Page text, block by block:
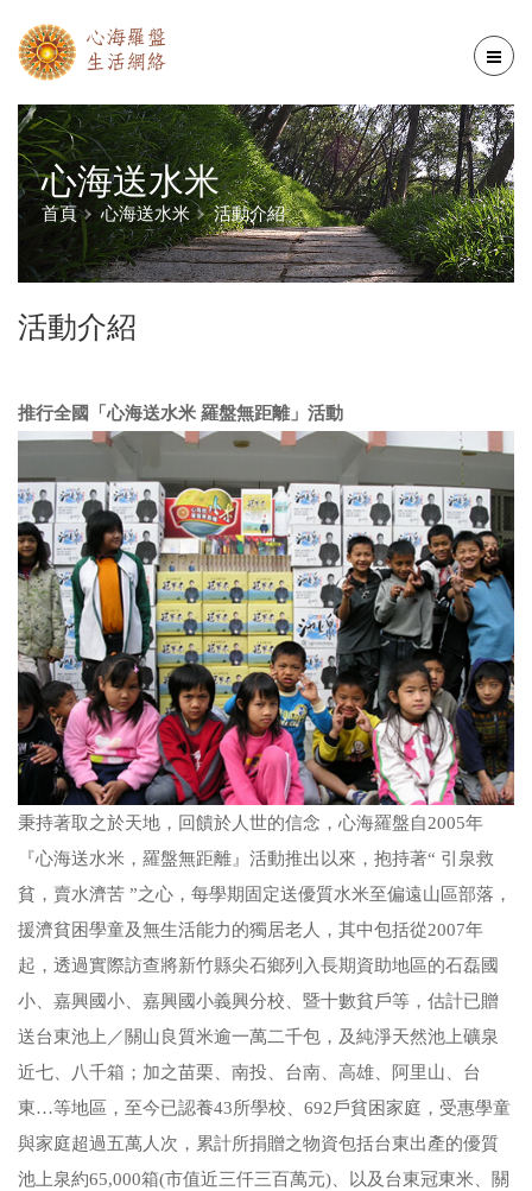
心海送水米
首頁 心海送水米 活動介紹
活動介紹
推行全國「心海送水米 羅盤無距離」活動
秉持著取之於天地，回饋於人世的信念，心海羅盤自2005年
『心海送水米，羅盤無距離』活動推出以來，抱持著“ 引泉救
貧，賣水濟苦 ”之心，每學期固定送優質水米至偏遠山區部落，
援濟貧困學童及無生活能力的獨居老人，其中包括從2007年
起，透過實際訪查將新竹縣尖石鄉列入長期資助地區的石磊國
小、嘉興國小、嘉興國小義興分校、暨十數貧戶等，估計已贈
送台東池上／關山良質米逾一萬二千包，及純淨天然池上礦泉
近七、八千箱；加之苗栗、南投、台南、高雄、阿里山、台
東…等地區，至今已認養43所學校、692戶貧困家庭，受惠學童
與家庭超過五萬人次，累計所捐贈之物資包括台東出產的優質
池上泉約65,000箱(市值近三仟三百萬元)、以及台東冠東米、關